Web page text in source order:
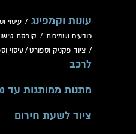
עונות וקמפינג / עיסוי
כובעים ושמיכות / קופסת
/ ציוד פקניק וספורט / עיסוי
לרכב
מתנות ממותגות עד 10 שקלים
ציוד לשעת חירום